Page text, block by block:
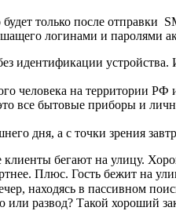
будет только после
логинами и паролями
идентификации
человека на территории
все бытовые приборы и
дня, а с точки зрения
бегают на улицу.
Плюс. Гость бежит на
находясь в пассивном
развод? Такой хороший